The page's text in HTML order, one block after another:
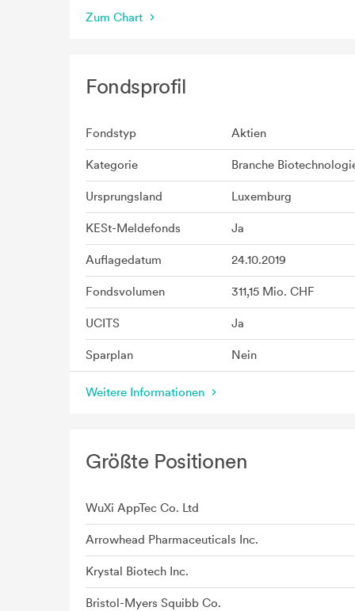
Zum Chart
Fondsprofil
Fondstyp Aktien
Kategorie Branche
Ursprungsland Luxemburg
KESt-Meldefonds Ja
Auflagedatum 24.10.2019
Fondsvolumen 311,15 Mio. CHF
UCITS Ja
Sparplan Nein
Weitere Informationen
Größte Positionen
WuXi AppTec Co. Ltd
Arrowhead Pharmaceuticals Inc.
Krystal Biotech Inc.
Bristol-Myers Squibb Co.